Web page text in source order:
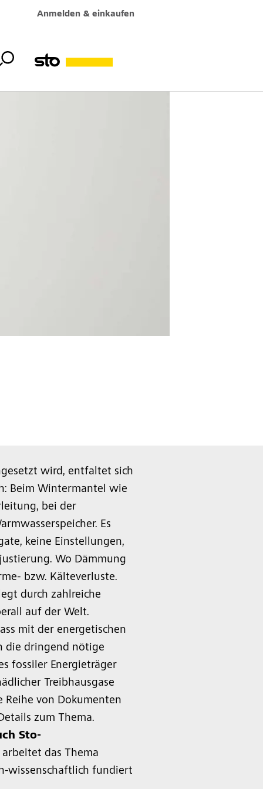
Anmelden & einkaufen
wird, entfaltet sich
Beim Wintermantel wie
bei der
Es
keine Einstellungen,
Wo Dämmung
bzw. Kälteverluste.
durch zahlreiche
auf der Welt.
mit der energetischen
die dringend nötige
fossiler Energieträger
Treibhausgase
Reihe von Dokumenten
zum Thema.
Sto-
arbeitet das Thema
wissenschaftlich fundiert